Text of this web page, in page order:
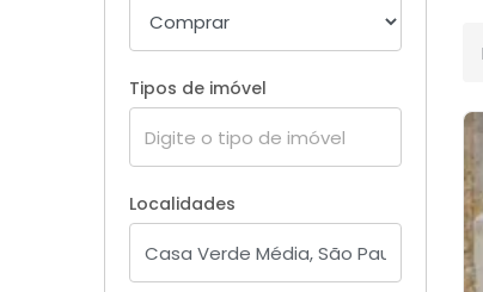
Tipos de imóvel
Localidades